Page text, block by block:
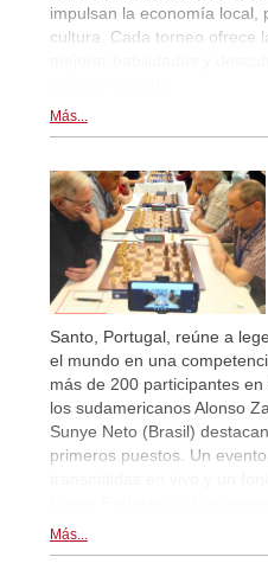
impulsan la economía local,
cultura. Cada torneo ofrece
Más...
Santo, Portugal, reúne a
el mundo en una
más de 200 participantes
los sudamericanos Alonso
Sunye Neto (Brasil)
primeros puestos. Un
Más...